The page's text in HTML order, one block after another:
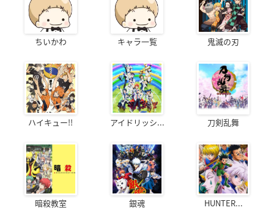
【配信情報】
Amazon Prime Video：2021年1月7日より毎週木曜24:00～
dTV：2021年1月7日より毎週木曜24:30～
【スタッフ】
原作：蛇蔵＆鈴木ツタ・たら子「天地創造デザイン部」（講談
社「モーニングtwo」連載）
監督：増井壮一
キャラクターデザイン：大橋幸子
プロップデザイン：今門卓也
色彩設定：田中美穂
美術監督・美術設定：根本洋行（アートチーム・コンボイ）
ちいかわ キャラ一覧 鬼滅の刃
ハイキュー!! アイドリッシ... 刀剣乱舞
暗殺教室 銀魂 HUNTER...